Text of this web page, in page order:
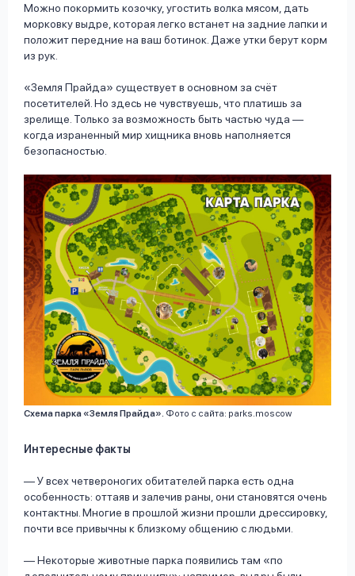
Можно покормить козочку, угостить волка мясом, дать
морковку выдре, которая легко встанет на задние лапки и
положит передние на ваш ботинок. Даже утки берут корм
из рук.
«Земля Прайда» существует в основном за счёт
посетителей. Но здесь не чувствуешь, что платишь за
зрелище. Только за возможность быть частью чуда —
когда израненный мир хищника вновь наполняется
безопасностью.
Схема парка «Земля Прайда». Фото с сайта: parks.moscow
Интересные факты
— У всех четвероногих обитателей парка есть одна
особенность: оттаяв и залечив раны, они становятся очень
контактны. Многие в прошлой жизни прошли дрессировку,
почти все привычны к близкому общению с людьми.
— Некоторые животные парка появились там «по